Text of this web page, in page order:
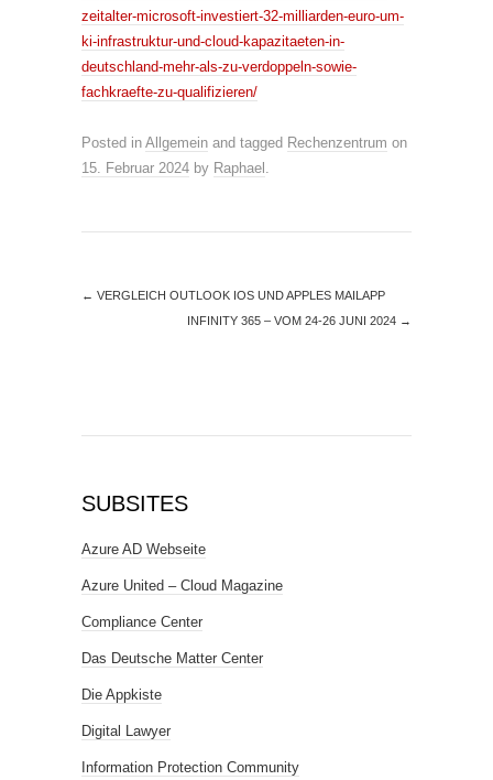
zeitalter-microsoft-investiert-32-milliarden-euro-um-
ki-infrastruktur-und-cloud-kapazitaeten-in-
deutschland-mehr-als-zu-verdoppeln-sowie-
fachkraefte-zu-qualifizieren/
Posted in Allgemein and tagged Rechenzentrum on
15. Februar 2024 by Raphael .
← VERGLEICH OUTLOOK IOS UND APPLES MAILAPP
INFINITY 365 – VOM 24-26 JUNI 2024 →
SUBSITES
Azure AD Webseite
Azure United – Cloud Magazine
Compliance Center
Das Deutsche Matter Center
Die Appkiste
Digital Lawyer
Information Protection Community